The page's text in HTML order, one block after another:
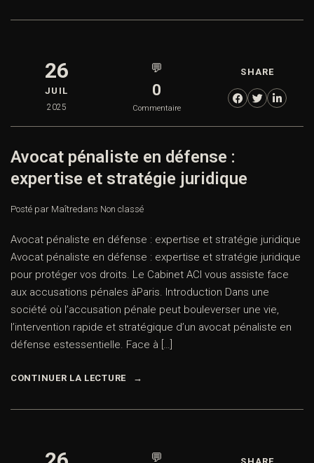
26
JUIL
2025
💬
0
Commentaire
SHARE
Avocat pénaliste en défense :
expertise et stratégie juridique
Posté par Maîtredans Non classé
Avocat pénaliste en défense : expertise et stratégie juridique
Avocat pénaliste en défense : expertise et stratégie juridique
pour protéger vos droits. Le Cabinet ACI vous assiste face
aux accusations pénales àParis. Introduction Dans une
société où l’accusation pénale peut bouleverser une vie,
l’intervention rapide et stratégique d’un avocat pénaliste en
défense estessentielle. Face à […]
CONTINUER LA LECTURE
💬